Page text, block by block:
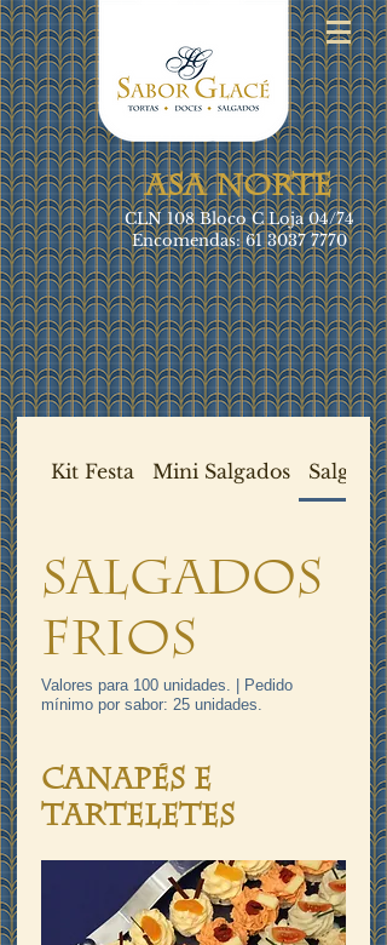
ASA NORTE
CLN 108 Bloco C Loja 04/74
Encomendas:61 3037 7770
Kit Festa Mini Salgados
Salgados
Frios
Valores para 100 unidades. | Pedido
mínimo por sabor: 25 unidades.
Canapés e
Tarteletes